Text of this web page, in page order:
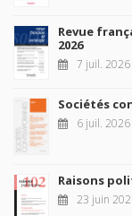
Revue
2026
7 juil. 2026
Sociétés
6 juil. 2026
Raisons
23 juin